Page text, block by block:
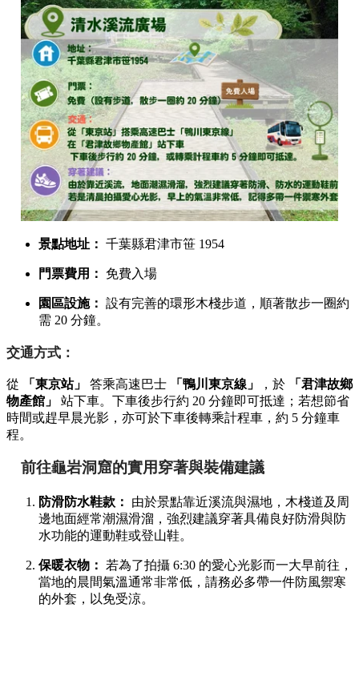
景點地址： 千葉縣君津市笹 1954
門票費用： 免費入場
園區設施： 設有完善的環形木棧步道，順著散步一圈約
需 20 分鐘。
交通方式：
從 「東京站」 答乘高速巴士 「鴨川東京線」 ，於
「君津故鄉
物產館」
站下車。下車後步行約 20 分鐘即可抵達；若想節省
時間或趕早晨光影，亦可於下車後轉乘計程車，約 5 分鐘車
程。
前往龜岩洞窟的實用穿著與裝備建議
防滑防水鞋款：
由於景點靠近溪流與濕地，木棧道及周
邊地面經常潮濕滑溜，強烈建議穿著具備良好防滑與防
水功能的運動鞋或登山鞋。
保暖衣物： 若為了拍攝 6:30 的愛心光影而一大早前往，
當地的晨間氣溫通常非常低，請務必多帶一件防風禦寒
的外套，以免受涼。